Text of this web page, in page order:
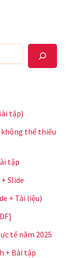
tập)
không thể thiếu
tập
Slide
+ Tài liệu)
tế năm 2025
+ Bài tập